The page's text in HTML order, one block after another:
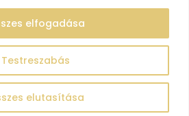
Testreszabás
elutasítása
elfogadása
Minden jog fenntartva.
Szerzői jogok Impresszum